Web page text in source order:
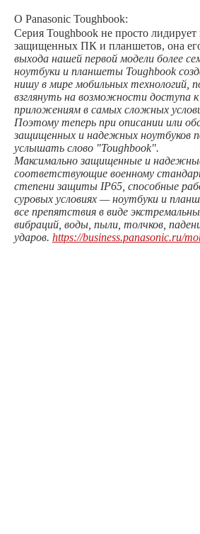
О Panasonic Toughbook:
Серия Toughbook не просто
защищенных ПК и планшетов, она
выхода нашей первой модели более
ноутбуки и планшеты Toughbook
нишу в мире мобильных технологий,
взглянуть на возможности доступа
приложениям в самых сложных
Поэтому теперь при описании или
защищенных и надежных ноутбуков
услышать слово "Toughbook".
Максимально защищенные и
соответствующие военному
степени защиты IP65, способные
суровых условиях — ноутбуки и
все препятствия в виде
вибраций, воды, пыли, толчков,
ударов. https://business.panasonic.ru/